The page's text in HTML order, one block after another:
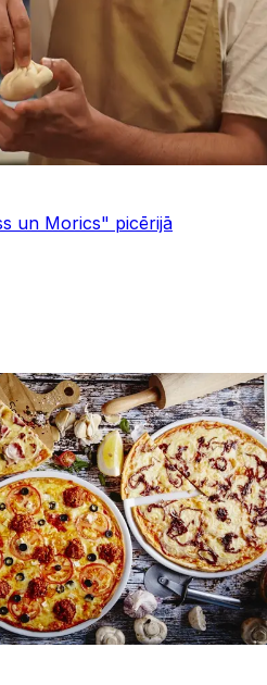
un Morics" picērijā